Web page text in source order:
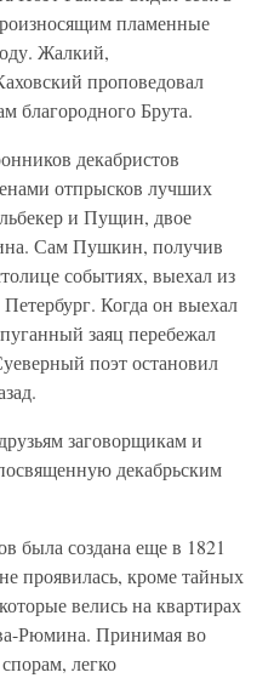
пламенные
Жалкий,
проповедовал
благородного Брута.
декабристов
отпрысков лучших
и Пущин, двое
Сам Пушкин, получив
событиях, выехал из
Когда он выехал
заяц перебежал
поэт остановил
заговорщикам и
декабрьским
была создана еще в 1821
проявилась, кроме тайных
велись на квартирах
Рюмина. Принимая во
легко